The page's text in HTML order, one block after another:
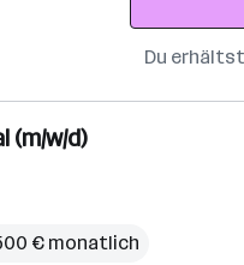
Du
w/d)
€ monatlich